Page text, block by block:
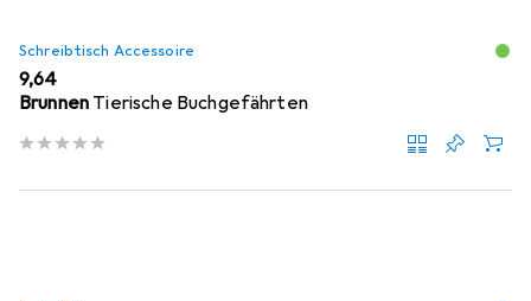
Schreibtisch Accessoire
EUR
9,64
Brunnen Tierische Buchgefährten